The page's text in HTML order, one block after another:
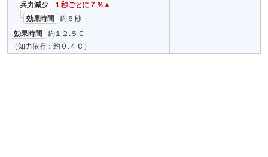
兵力減少
１秒ごとに７％▲
効果時間
約５秒
効果時間
約１２.５Ｃ
（知力依存：約０.４Ｃ）